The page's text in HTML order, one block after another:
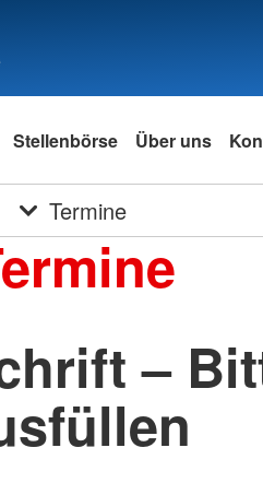
Stellenbörse Über uns
Termine
–